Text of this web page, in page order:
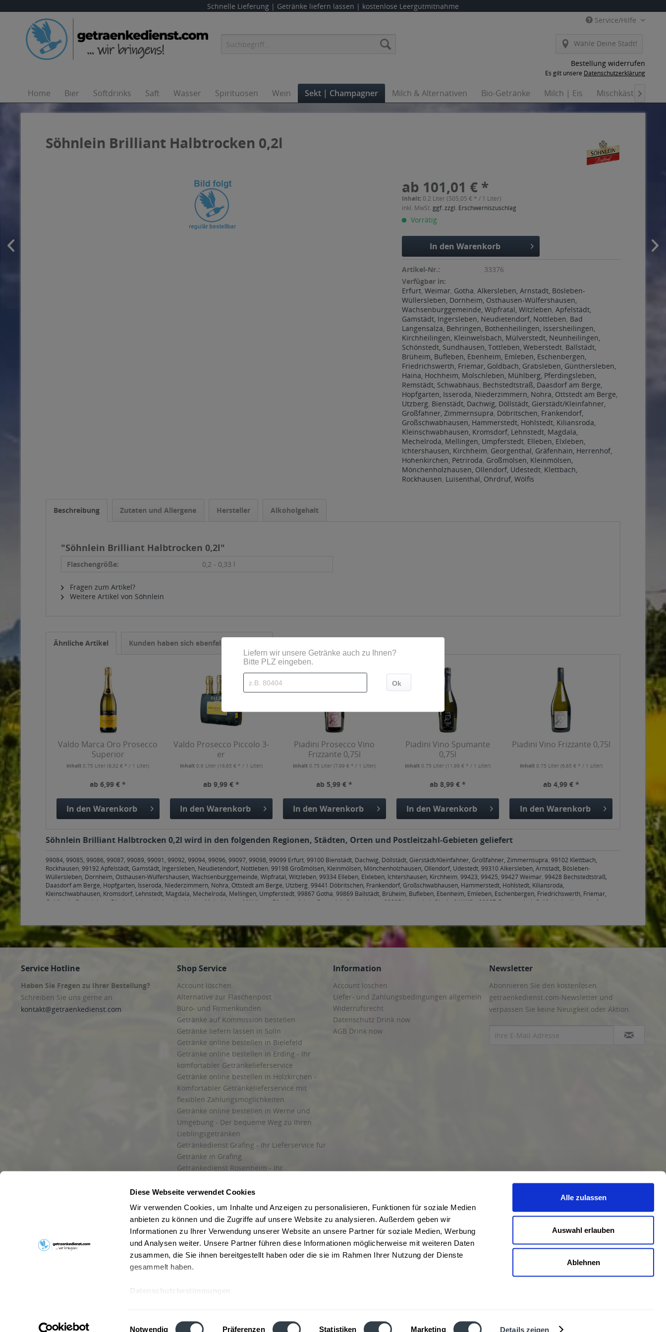
Diese Webseite verwendet Cookies
Wir verwenden Cookies, um Inhalte und Anzeigen zu personalisieren, Funktionen für soziale Medien
anbieten zu können und die Zugriffe auf unsere Website zu analysieren. Außerdem geben wir
Informationen zu Ihrer Verwendung unserer Website an unsere Partner für soziale Medien, Werbung
und Analysen weiter. Unsere Partner führen diese Informationen möglicherweise mit weiteren Daten
zusammen, die Sie ihnen bereitgestellt haben oder die sie im Rahmen Ihrer Nutzung der Dienste
gesammelt haben.
Datenschutzbestimmungen
Einwilligungsauswahl
Notwendig Präferenzen Statistiken Marketing Details zeigen
Alle zulassen
Auswahl erlauben
Ablehnen
Schnelle Lieferung | Getränke liefern lassen | kostenlose Leergutmitnahme
Service/Hilfe
Wähle Deine Stadt!
Bestellung widerrufen
Es gilt unsere Datenschutzerklärung
Home Bier Softdrinks Saft Wasser Spirituosen Wein Sekt | Champagner Milch & Alternativen Bio-Getränke Milch | Eis Mischkästen

Söhnlein Brilliant Halbtrocken 0,2l
ab 101,01 € *
Inhalt: 0.2 Liter (505,05 € * / 1 Liter)
inkl. MwSt. ggf. zzgl. Erschwerniszuschlag
Vorrätig
In den Warenkorb
Artikel-Nr.:
33376
Verfügbar in:
Erfurt,Weimar, Gotha,Alkersleben, Arnstadt, Bösleben-
Wüllersleben, Dornheim, Osthausen-Wülfershausen,
Wachsenburggemeinde, Wipfratal, Witzleben,Apfelstädt,
Gamstädt, Ingersleben, Neudietendorf, Nottleben, Bad
Langensalza, Behringen, Bothenheilingen, Issersheilingen,
Kirchheilingen, Kleinwelsbach, Mülverstedt, Neunheilingen,
Schönstedt, Sundhausen, Tottleben, Weberstedt, Ballstädt,
Brüheim, Bufleben, Ebenheim, Emleben, Eschenbergen,
Friedrichswerth, Friemar, Goldbach, Grabsleben, Günthersleben,
Haina, Hochheim, Molschleben, Mühlberg, Pferdingsleben,
Remstädt, Schwabhaus, Bechstedtstraß, Daasdorf am Berge,
Hopfgarten, Isseroda, Niederzimmern, Nohra, Ottstedt am Berge,
Utzberg, Bienstädt, Dachwig, Döllstädt, Gierstädt/Kleinfahner,
Großfahner, Zimmernsupra, Döbritschen, Frankendorf,
Großschwabhausen, Hammerstedt, Hohlstedt, Kiliansroda,
Kleinschwabhausen, Kromsdorf, Lehnstedt, Magdala,
Mechelroda, Mellingen, Umpferstedt, Elleben, Elxleben,
Ichtershausen, Kirchheim, Georgenthal, Gräfenhain, Herrenhof,
Hohenkirchen, Petriroda, Großmölsen, Kleinmölsen,
Mönchenholzhausen, Ollendorf, Udestedt, Klettbach,
Rockhausen, Luisenthal, Ohrdruf, Wölfis
Beschreibung Zutaten und Allergene Hersteller Alkoholgehalt
"Söhnlein Brilliant Halbtrocken 0,2l"
Flaschengröße: 0,2 - 0,33 l
Fragen zum Artikel?
Weitere Artikel von Söhnlein
Ähnliche Artikel Kunden haben sich ebenfalls angesehen
Valdo Marca Oro Prosecco
Superior
Inhalt0.75 Liter(9,32 € * / 1 Liter)
ab 6,99 € *
In den Warenkorb
Valdo Prosecco Piccolo 3-
er
Inhalt 0.6 Liter (16,65 € * / 1 Liter)
ab 9,99 € *
In den Warenkorb
Piadini Prosecco Vino
Frizzante 0,75l
Inhalt0.75 Liter(7,99 € * / 1 Liter)
ab 5,99 € *
In den Warenkorb
Piadini Vino Spumante
0,75l
Inhalt0.75 Liter(11,99 € * / 1 Liter)
ab 8,99 € *
In den Warenkorb
Piadini Vino Frizzante 0,75l
Inhalt 0.75 Liter (6,65 € * / 1 Liter)
ab 4,99 € *
In den Warenkorb
Söhnlein Brilliant Halbtrocken 0,2l wird in den folgenden Regionen, Städten, Orten und Postleitzahl-Gebieten geliefert
99084, 99085, 99086, 99087, 99089, 99091, 99092, 99094, 99096, 99097, 99098, 99099 Erfurt, 99100 Bienstädt, Dachwig, Döllstädt, Gierstädt/Kleinfahner, Großfahner, Zimmernsupra, 99102 Klettbach,
Rockhausen, 99192 Apfelstädt, Gamstädt, Ingersleben, Neudietendorf, Nottleben, 99198 Großmölsen, Kleinmölsen, Mönchenholzhausen, Ollendorf, Udestedt, 99310 Alkersleben, Arnstadt, Bösleben-
Wüllersleben, Dornheim, Osthausen-Wülfershausen, Wachsenburggemeinde, Wipfratal, Witzleben, 99334 Elleben, Elxleben, Ichtershausen, Kirchheim, 99423, 99425, 99427 Weimar, 99428 Bechstedtstraß,
Daasdorf am Berge, Hopfgarten, Isseroda, Niederzimmern, Nohra, Ottstedt am Berge, Utzberg, 99441 Döbritschen, Frankendorf, Großschwabhausen, Hammerstedt, Hohlstedt, Kiliansroda,
Kleinschwabhausen, Kromsdorf, Lehnstedt, Magdala, Mechelroda, Mellingen, Umpferstedt, 99867 Gotha, 99869 Ballstädt, Brüheim, Bufleben, Ebenheim, Emleben, Eschenbergen, Friedrichswerth, Friemar,
Goldbach, Grabsleben, Günthersleben, Haina, Hochheim, Molschleben, Mühlberg, Pferdingsleben, Remstädt, Schwabhaus
99885 Luisenthal, Ohrdruf, Wölfis
99887 Georgenthal, Gräfenhain, Herrenhof,
Service Hotline
Haben Sie Fragen zu Ihrer Bestellung?
Schreiben Sie uns gerne an
kontakt@getraenkedienst.com
Shop Service
Account löschen
Alternative zur Flaschenpost
Büro- und Firmenkunden
Getränke auf Kommission bestellen
Getränke liefern lassen in Solln
Getränke online bestellen in Bielefeld
Getränke online bestellen in Erding - Ihr
komfortabler Getränkelieferservice
Getränke online bestellen in Holzkirchen -
Komfortabler Getränkelieferservice mit
flexiblen Zahlungsmöglichkeiten
Getränke online bestellen in Werne und
Umgebung - Der bequeme Weg zu Ihren
Lieblingsgetränken
Getränkedienst Grafing - Ihr Lieferservice für
Getränke in Grafing
Getränkedienst Rosenheim - Ihr
und Umgebung
Liefergebiet
Lieferservice für Getränke
Wir liefern Getränke
Kontakt
Newsletter
Information
Account löschen
Liefer- und Zahlungsbedingungen allgemein
Widerrufsrecht
Datenschutz Drink now
AGB Drink now
Newsletter
Abonnieren Sie den kostenlosen
getraenkedienst.com-Newsletter und
verpassen Sie keine Neuigkeit oder Aktion.
Stainach
Neustadt am Rübenberge Obernkirchen Hamburg,Berlin Mainzsowie